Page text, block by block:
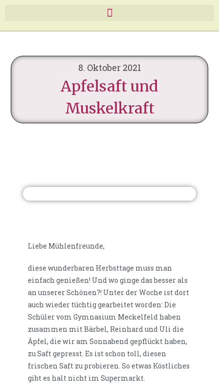
8. Oktober 2021
Apfelsaft und
Muskelkraft
Liebe Mühlenfreunde,
diese wunderbaren Herbsttage muss man
einfach genießen! Und wo ginge das besser als
an unserer Schönen?! Unter der Woche ist dort
auch wieder tüchtig gearbeitet worden: Die
Schüler vom Gymnasium Meckelfeld haben
zusammen mit Bärbel, Reinhard und Uli die
Äpfel, die wir am Sonnabend gepflückt haben,
zu Saft gepresst. Es ist schon toll, diesen
frischen Saft zu probieren. So etwas Köstliches
gibt es halt nicht im Supermarkt.